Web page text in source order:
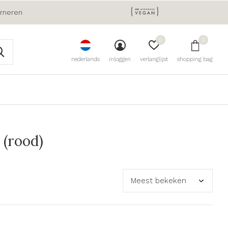
nederlands inloggen verlanglijst
0
shopping bag
0